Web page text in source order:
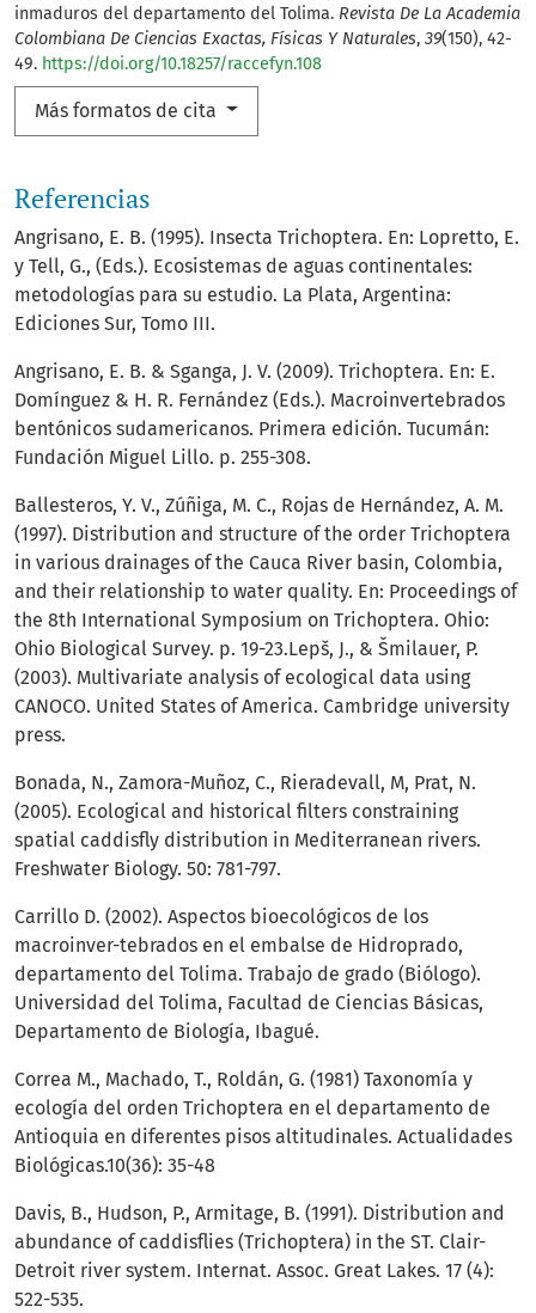
inmaduros del departamento del Tolima. Revista De La Academia
Colombiana De Ciencias Exactas, Físicas Y Naturales, 39(150), 42-
49. https://doi.org/10.18257/raccefyn.108
Más formatos de cita
Referencias
Angrisano, E. B. (1995). Insecta Trichoptera. En: Lopretto, E.
y Tell, G., (Eds.). Ecosistemas de aguas continentales:
metodologías para su estudio. La Plata, Argentina:
Ediciones Sur, Tomo III.
Angrisano, E. B. & Sganga, J. V. (2009). Trichoptera. En: E.
Domínguez & H. R. Fernández (Eds.). Macroinvertebrados
bentónicos sudamericanos. Primera edición. Tucumán:
Fundación Miguel Lillo. p. 255-308.
Ballesteros, Y. V., Zúñiga, M. C., Rojas de Hernández, A. M.
(1997). Distribution and structure of the order Trichoptera
in various drainages of the Cauca River basin, Colombia,
and their relationship to water quality. En: Proceedings of
the 8th International Symposium on Trichoptera. Ohio:
Ohio Biological Survey. p. 19-23.Lepš, J., & Šmilauer, P.
(2003). Multivariate analysis of ecological data using
CANOCO. United States of America. Cambridge university
press.
Bonada, N., Zamora-Muñoz, C., Rieradevall, M, Prat, N.
(2005). Ecological and historical filters constraining
spatial caddisfly distribution in Mediterranean rivers.
Freshwater Biology. 50: 781-797.
Carrillo D. (2002). Aspectos bioecológicos de los
macroinver-tebrados en el embalse de Hidroprado,
departamento del Tolima. Trabajo de grado (Biólogo).
Universidad del Tolima, Facultad de Ciencias Básicas,
Departamento de Biología, Ibagué.
Correa M., Machado, T., Roldán, G. (1981) Taxonomía y
ecología del orden Trichoptera en el departamento de
Antioquia en diferentes pisos altitudinales. Actualidades
Biológicas.10(36): 35-48
Davis, B., Hudson, P., Armitage, B. (1991). Distribution and
abundance of caddisflies (Trichoptera) in the ST. Clair-
Detroit river system. Internat. Assoc. Great Lakes. 17 (4):
522-535.